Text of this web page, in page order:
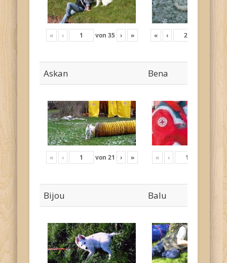
« ‹ von 35 › » « ‹ ›
Askan Bena
« ‹ von 21 › » « ‹
Bijou Balu